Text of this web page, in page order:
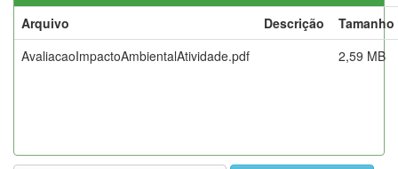
Arquivo
Descrição
Tamanho
AvaliacaoImpactoAmbientalAtividade.pdf
2,59 MB